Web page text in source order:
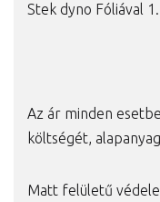
Stek dyno Fóliával
Az ár minden
költségét,
Matt felületű